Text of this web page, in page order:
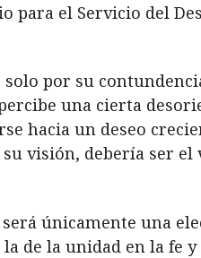
para el Servicio del
por su
una cierta
hacia un deseo
visión, debería ser
únicamente una
de la unidad en la fe